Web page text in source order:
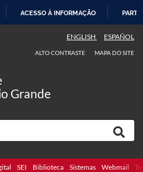
ACESSO À INFORMAÇÃO
ENGLISH ESPAÑOL
ALTO CONTRASTE MAPA DO SITE
Grande
SEI Biblioteca Sistemas Webmail